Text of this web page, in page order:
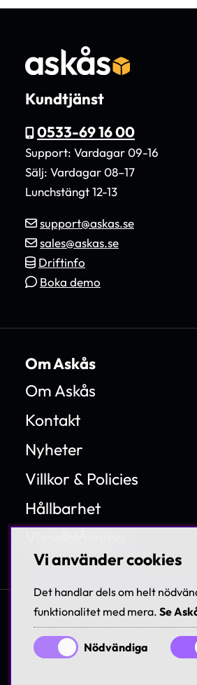
Kundtjänst
0533-69 16 00
Support: Vardagar 09-16
Sälj: Vardagar 08–17
Lunchstängt 12-13
support@askas.se
sales@askas.se
Driftinfo
Boka demo
Om Askås
Om Askås
Kontakt
Nyheter
Villkor & Policies
Hållbarhet
Vi använder cookies
Det handlar dels om helt
funktionalitet med mera. Se
Nödvändiga